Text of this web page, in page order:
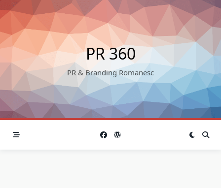
Skip
to
content
PR 360
PR & Branding Romanesc